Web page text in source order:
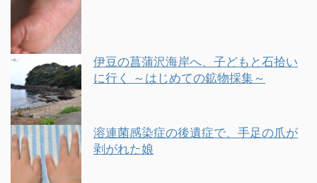
伊豆の菖蒲沢海岸へ、子どもと石拾い
に行く ～はじめての鉱物採集～
溶連菌感染症の後遺症で、手足の爪が
剥がれた娘